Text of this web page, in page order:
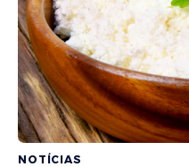
NOTÍCIAS